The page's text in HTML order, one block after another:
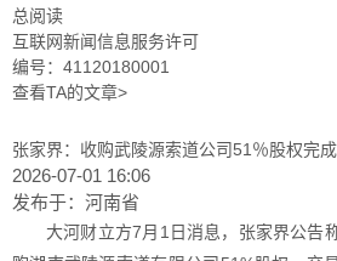
总阅读
互联网新闻信息服务许可
编号：41120180001
查看TA的文章>
张家界：收购武陵源索道公司51％股权完
2026-07-01 16:06
发布于： 河南省
大河财立方7月1日消息，张家界公告